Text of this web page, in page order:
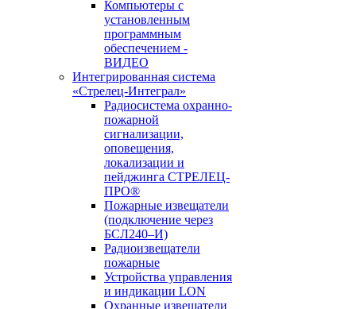
Компьютеры с
установленным
программным
обеспечением -
ВИДЕО
Интегрированная система
«Стрелец-Интеграл»
Радиосистема охранно-
пожарной
сигнализации,
оповещения,
локализации и
пейджинга СТРЕЛЕЦ-
ПРО®
Пожарные извещатели
(подключение через
БСЛ240–И)
Радиоизвещатели
пожарные
Устройства управления
и индикации LON
Охранные извещатели